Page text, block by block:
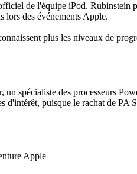
de l'équipe iPod. Rubinstein
lors des événements Apple.
plus les niveaux de
un spécialiste des processeurs
d'intérêt, puisque le rachat de
Apple